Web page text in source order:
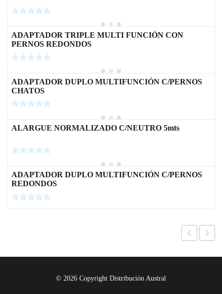
ADAPTADOR TRIPLE MULTI FUNCIÓN CON
PERNOS REDONDOS
ADAPTADOR DUPLO MULTIFUNCIÓN C/PERNOS
CHATOS
ALARGUE NORMALIZADO C/NEUTRO 5mts
ADAPTADOR DUPLO MULTIFUNCIÓN C/PERNOS
REDONDOS
© 2026 Copyright Distribución Austral